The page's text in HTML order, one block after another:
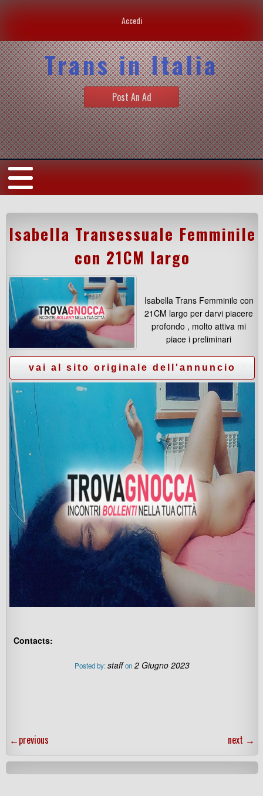
Accedi
Trans in Italia
Post An Ad
Isabella Transessuale Femminile
con 21CM largo
Isabella Trans Femminile con
21CM largo per darvi piacere
profondo , molto attiva mi
piace i preliminari
Contacts:
Posted by:staff on 2 Giugno 2023
←previous next →